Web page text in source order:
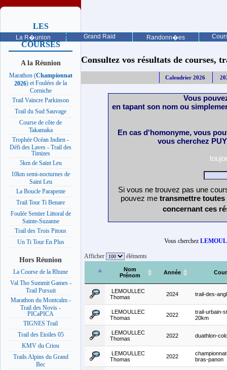
La R�union Grand Raid Randonn�es
LES
PROCHAINES
COURSES
A la Réunion
Marathon (Championnat
2026) et Foulées de la
Corniche
Trail Vaincre Parkinson
Trail du Sud Sauvage
Course de côte de
Takamaka
Trophée Océan Indien -
Défi des Laves - Trail des
Timizes
5km de Saint Leu
10km semi-nocturnes de
Saint Leu
La Boucle Parapente
Trail Tour Ti Benare
Foulée Sentier Littoral de
Sainte-Suzanne
Trail des Trois Pitons
Un Ti Tour En Plus
Hors Réunion
La Course de la Rhune
Val Tho Summit Games -
Trail Pursuit
Marathon du Montcalm -
Trail des Novis -
PICaPICA
TIGNES Trail
Trail des Etoiles 05
KMV du Criou
Trails Alpins du Grand
Bec
Consultez vos résultats de courses,
Calendrier 2026
Vous
en tapant son nom ou
En cas d'homonyme, vous
vous cherchez
Si vous ne trouvez pas une
pouvez me transmettre
concernant ces
Vous cherchez
Afficher éléments
Nom
Prénom
Année
LEMOULLEC
Thomas
2024 trail-des-
LEMOULLEC
Thomas
2022
trail-urbain-
20km
LEMOULLEC
Thomas
2022 duathlon-
LEMOULLEC
Thomas
2022
bras-panon